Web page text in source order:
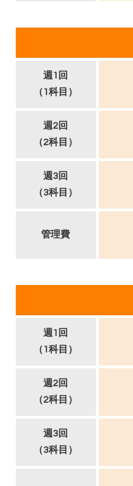
週1回
（1科目）
週2回
（2科目）
週3回
（3科目）
管理費
週1回
（1科目）
週2回
（2科目）
週3回
（3科目）